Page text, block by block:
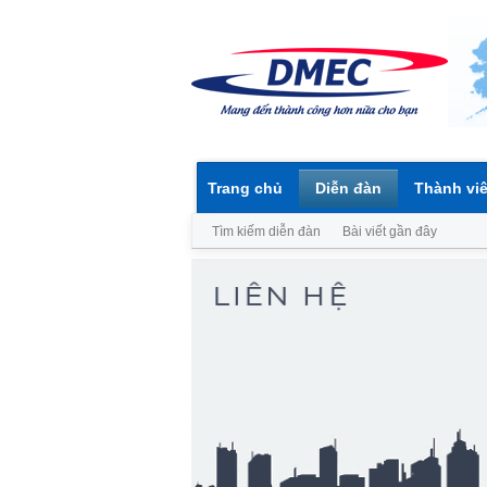
Trang chủ Diễn đàn
Tìm kiếm diễn đàn Bài viết gần đây
Thành